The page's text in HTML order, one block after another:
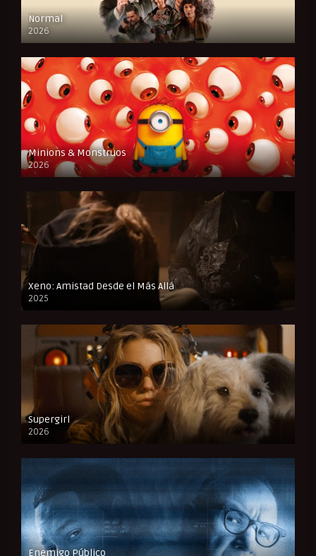
Normal
2026
FULL HD
Minions & Monstruos
2026
CAM
Xeno: Amistad Desde el Más Allá
2025
FULL HD
Supergirl
2026
FULL HD
Enemigo Público